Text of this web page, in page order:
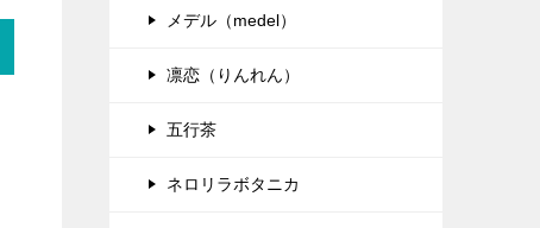
メデル（medel）
凛恋（りんれん）
五行茶
ネロリラボタニカ